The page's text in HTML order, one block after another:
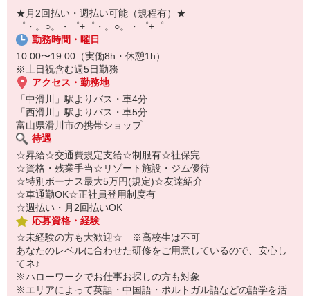
￣￣￣￣￣￣￣￣￣
自宅に居ながらスマホでカンタン面接OK！
オンライン面談なのでスピード対応。
★月2回払い・週払い可能（規程有）★
゜・。○。・゜+゜・。○。・゜+゜
勤務時間・曜日
10:00〜19:00（実働8h・休憩1h）
※土日祝含む週5日勤務
アクセス・勤務地
「中滑川」駅よりバス・車4分
「西滑川」駅よりバス・車5分
富山県滑川市の携帯ショップ
待遇
☆昇給☆交通費規定支給☆制服有☆社保完
☆資格・残業手当☆リゾート施設・ジム優待
☆特別ボーナス最大5万円(規定)☆友達紹介
☆車通勤OK☆正社員登用制度有
☆週払い・月2回払いOK
応募資格・経験
☆未経験の方も大歓迎☆ ※高校生は不可
あなたのレベルに合わせた研修をご用意しているので、安心し
てネ♪
※ハローワークでお仕事お探しの方も対象
※エリアによって英語・中国語・ポルトガル語などの語学を活